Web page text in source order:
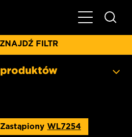
Pokaż/ukryj
ZNAJDŹ FILTR
Zastąpiony WL7254